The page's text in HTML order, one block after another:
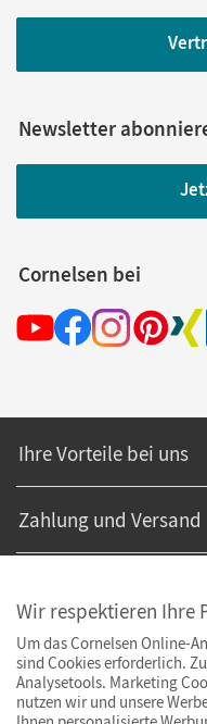
Newsletter
Cornelsen bei
Ihre Vorteile bei uns
Zahlung und Versand
Wir respektieren Ihre
Um das Cornelsen Online-
sind Cookies erforderlich.
Analysetools. Marketing
nutzen wir und unsere